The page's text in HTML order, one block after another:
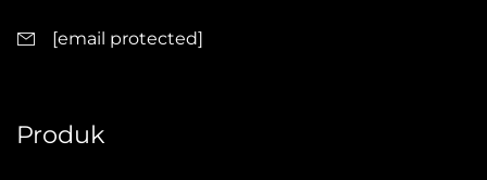
[email protected]
Produk